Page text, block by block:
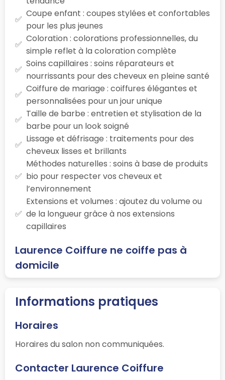
Coupe enfant : coupes stylées et confortables
pour les plus jeunes
Coloration : colorations professionnelles, du
simple reflet à la coloration complète
Soins capillaires : soins réparateurs et
nourrissants pour des cheveux en pleine santé
Coiffure de mariage : coiffures élégantes et
personnalisées pour un jour unique
Taille de barbe : entretien et stylisation de la
barbe pour un look soigné
Lissage et défrisage : traitements pour des
cheveux lisses et brillants
Méthodes naturelles : soins à base de produits
bio pour respecter vos cheveux et
l’environnement
Extensions et volumes : ajoutez du volume ou
de la longueur grâce à nos extensions
capillaires
Laurence Coiffure ne coiffe pas à
domicile
Informations pratiques
Horaires
Horaires du salon non communiquées.
Contacter Laurence Coiffure